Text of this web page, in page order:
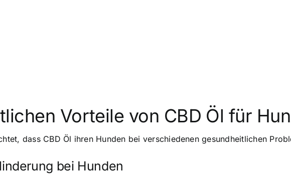
Vorteile von CBD Öl für
dass CBD Öl ihren Hunden bei verschiedenen gesundheitlichen
bei Hunden